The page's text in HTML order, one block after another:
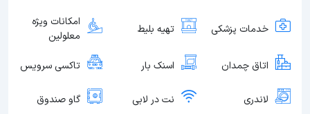
خدمات پزشکی تهیه بلیط
امکانات ویژه
معلولین
اتاق چمدان اسنک بار تاکسی سرویس
لاندری نت در لابی گاو صندوق